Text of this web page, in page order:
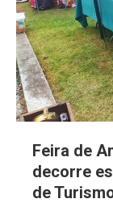
Feira de
decorre
de